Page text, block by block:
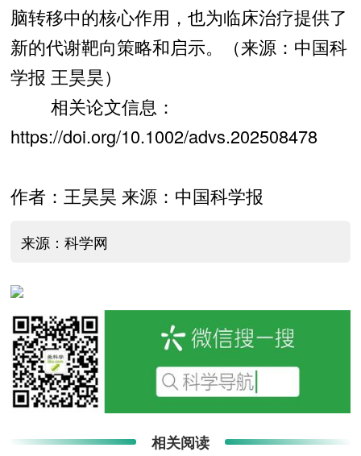
脑转移中的核心作用，也为临床治疗提供了
新的代谢靶向策略和启示。（来源：中国科
学报 王昊昊）
相关论文信息：
https://doi.org/10.1002/advs.202508478
作者：王昊昊 来源：中国科学报
来源：科学网
相关阅读